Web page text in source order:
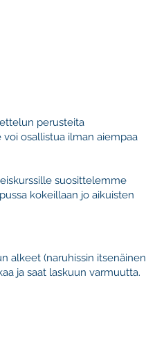
perusteita
osallistua ilman aiempaa
suosittelemme
kokeillaan jo aikuisten
alkeet (naruhissin itsenäinen
ja saat laskuun varmuutta.